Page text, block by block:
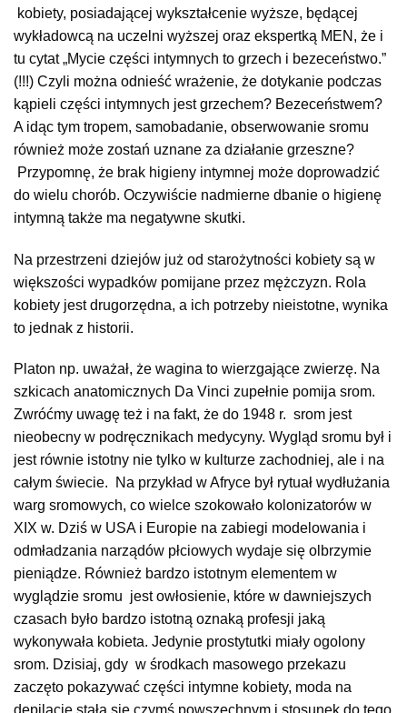
kobiety, posiadającej wykształcenie wyższe, będącej
wykładowcą na uczelni wyższej oraz ekspertką MEN, że i
tu cytat „Mycie części intymnych to grzech i bezeceństwo.”
(!!!) Czyli można odnieść wrażenie, że dotykanie podczas
kąpieli części intymnych jest grzechem? Bezeceństwem?
A idąc tym tropem, samobadanie, obserwowanie sromu
również może zostań uznane za działanie grzeszne?
Przypomnę, że brak higieny intymnej może doprowadzić
do wielu chorób. Oczywiście nadmierne dbanie o higienę
intymną także ma negatywne skutki.
Na przestrzeni dziejów już od starożytności kobiety są w
większości wypadków pomijane przez mężczyzn. Rola
kobiety jest drugorzędna, a ich potrzeby nieistotne, wynika
to jednak z historii.
Platon np. uważał, że wagina to wierzgające zwierzę. Na
szkicach anatomicznych Da Vinci zupełnie pomija srom.
Zwróćmy uwagę też i na fakt, że do 1948 r. srom jest
nieobecny w podręcznikach medycyny. Wygląd sromu był i
jest równie istotny nie tylko w kulturze zachodniej, ale i na
całym świecie. Na przykład w Afryce był rytuał wydłużania
warg sromowych, co wielce szokowało kolonizatorów w
XIX w. Dziś w USA i Europie na zabiegi modelowania i
odmładzania narządów płciowych wydaje się olbrzymie
pieniądze. Również bardzo istotnym elementem w
wyglądzie sromu jest owłosienie, które w dawniejszych
czasach było bardzo istotną oznaką profesji jaką
wykonywała kobieta. Jedynie prostytutki miały ogolony
srom. Dzisiaj, gdy w środkach masowego przekazu
zaczęto pokazywać części intymne kobiety, moda na